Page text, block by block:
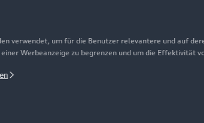
verwendet, um für die Benutzer relevantere und auf
Werbeanzeige zu begrenzen und um die Effektivität
vorbehalten
Hinweisgebersystem